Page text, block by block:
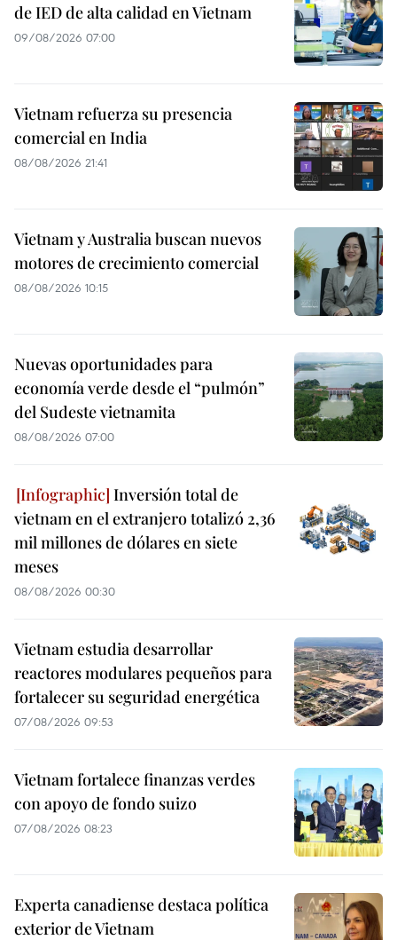
de IED de alta calidad en Vietnam
09/08/2026 07:00
Vietnam refuerza su presencia
comercial en India
08/08/2026 21:41
Vietnam y Australia buscan nuevos
motores de crecimiento comercial
08/08/2026 10:15
Nuevas oportunidades para
economía verde desde el “pulmón”
del Sudeste vietnamita
08/08/2026 07:00
Inversión total de
vietnam en el extranjero totalizó 2,36
mil millones de dólares en siete
meses
08/08/2026 00:30
Vietnam estudia desarrollar
reactores modulares pequeños para
fortalecer su seguridad energética
07/08/2026 09:53
Vietnam fortalece finanzas verdes
con apoyo de fondo suizo
07/08/2026 08:23
Experta canadiense destaca política
exterior de Vietnam